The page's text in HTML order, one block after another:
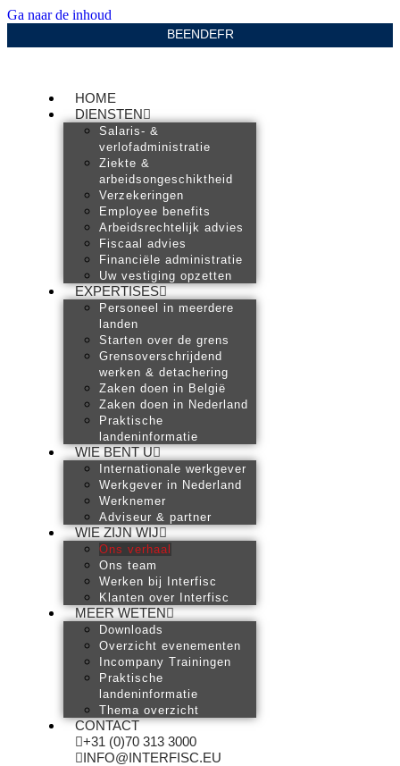
Ga naar de inhoud
BEENDEFR
HOME
DIENSTEN
Salaris- &
verlofadministratie
Ziekte &
arbeidsongeschiktheid
Verzekeringen
Employee benefits
Arbeidsrechtelijk advies
Fiscaal advies
Financiële administratie
Uw vestiging opzetten
EXPERTISES
Personeel in meerdere
landen
Starten over de grens
Grensoverschrijdend
werken & detachering
Zaken doen in België
Zaken doen in Nederland
Praktische
landeninformatie
WIE BENT U
Internationale werkgever
Werkgever in Nederland
Werknemer
Adviseur & partner
WIE ZIJN WIJ
Ons verhaal
Ons team
Werken bij Interfisc
Klanten over Interfisc
MEER WETEN
Downloads
Overzicht evenementen
Incompany Trainingen
Praktische
landeninformatie
Thema overzicht
CONTACT
+31 (0)70 313 3000
INFO@INTERFISC.EU